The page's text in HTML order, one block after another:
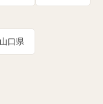
山口県